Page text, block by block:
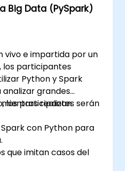
Big Data (PySpark)
vivo e impartida por un
los participantes
Python y Spark
grandes
realizan
los participantes serán
con Python para
que imitan casos del